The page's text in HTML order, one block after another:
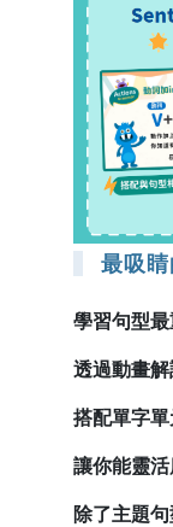
最吸
學習句型最
透過動畫解
搭配單字單
讓你能靈活
除了主題